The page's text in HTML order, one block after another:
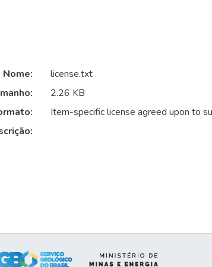
Nome:
license.txt
2.26 KB
Item-specific license agreed upon to